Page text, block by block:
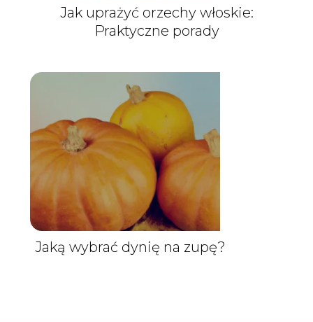
Jak uprażyć orzechy włoskie:
Praktyczne porady
Jaką wybrać dynię na zupę?